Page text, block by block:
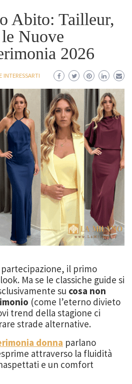
Abito: Tailleur,
Nuove
2026
INTERESSARTI
il primo
Ma se le classiche guide si
su cosa non
(come l’eterno divieto
trend della stagione ci
strade alternative.
donna parlano
attraverso la fluidità
e un comfort